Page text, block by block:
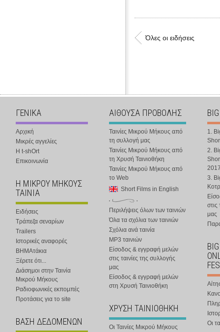
Όλες οι ειδήσεις
ΓΕΝΙΚΑ
Αρχική
Μικρές αγγελίες
Η t-shOrt
Επικοινωνία
Η ΜΙΚΡΟΥ ΜΗΚΟΥΣ
ΤΑΙΝΙΑ
Ειδήσεις
Τράπεζα σεναρίων
Trailers
Ιστορικές αναφορές
ΒΗΜΑτάκια
Ξέρετε ότι...
Διάσημοι στην Ταινία
Μικρού Μήκους
Ραδιοφωνικές εκπομπές
Προτάσεις για το site
ΒΑΣΗ ΔΕΔΟΜΕΝΩΝ
ΑΙΘΟΥΣΑ ΠΡΟΒΟΛΗΣ
Ταινίες Μικρού Μήκους από
τη συλλογή μας
Ταινίες Μικρού Μήκους από
τη Χρυσή Ταινιοθήκη
Ταινίες Μικρού Μήκους από
το Web
Short Films in English
Περιλήψεις όλων των ταινιών
Όλα τα σχόλια των ταινιών
Σχόλια ανά ταινία
MP3 ταινιών
Είσοδος & εγγραφή μελών
στις ταινίες της συλλογής
μας
Είσοδος & εγγραφή μελών
στη Χρυσή Ταινιοθήκη
ΧΡΥΣΗ ΤΑΙΝΙΟΘΗΚΗ
Οι Ταινίες Μικρού Μήκους
1.
2.
3.
στις
μας
Οι